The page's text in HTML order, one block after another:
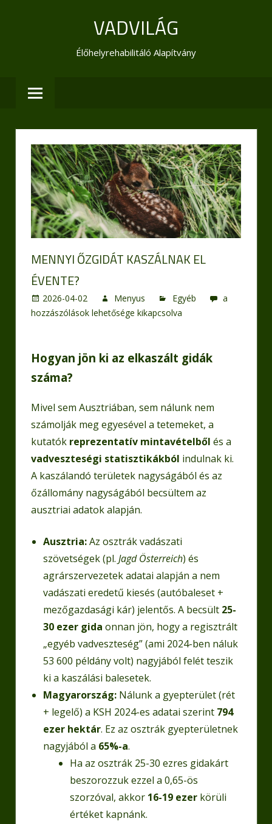
VADVILÁG
Élőhelyrehabilitáló Alapítvány
MENNYI ŐZGIDÁT KASZÁLNAK EL
ÉVENTE?
2026-04-02 Menyus Egyéb
Mennyi
a
hozzászólások lehetősége kikapcsolva
Hogyan jön ki az elkaszált gidák
száma?
Mivel sem Ausztriában, sem nálunk nem
számolják meg egyesével a tetemeket, a
kutatók reprezentatív mintavételből és a
vadveszteségi statisztikákból indulnak ki.
A kaszálandó területek nagyságából és az
őzállomány nagyságából becsültem az
ausztriai adatok alapján.
Ausztria:Az osztrák vadászati
szövetségek (pl. Jagd Österreich) és
agrárszervezetek adatai alapján a nem
vadászati eredetű kiesés (autóbaleset +
mezőgazdasági kár) jelentős. A becsült 25-
30 ezer gida onnan jön, hogy a regisztrált
„egyéb vadveszteség” (ami 2024-ben náluk
53 600 példány volt) nagyjából felét teszik
ki a kaszálási balesetek.
Magyarország: Nálunk a gyepterület (rét
+ legelő) a KSH 2024-es adatai szerint 794
ezer hektár. Ez az osztrák gyepterületnek
nagyjából a 65%-a.
Ha az osztrák 25-30 ezres gidakárt
beszorozzuk ezzel a 0,65-ös
szorzóval, akkor 16-19 ezer körüli
értéket kapnánk.